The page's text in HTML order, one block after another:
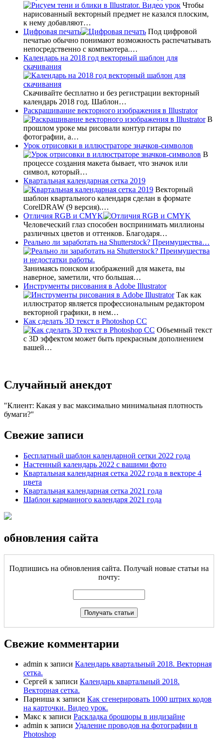
Чтобы
нарисованный векторный предмет не казался плоским,
к нему добавляют…
Цифровая печать
Под цифровой
печатью обычно понимают возможность распечатывать
непосредственно с компьютера.…
Календарь на 2018 год векторный шаблон для
скачивания
Скачивайте бесплатно и без регистрации векторный
календарь 2018 год. Шаблон…
Раскрашивание векторного изображения в Illustrator
В
прошлом уроке мы рисовали контур гитары по
фотографии, а…
Урок отрисовки в иллюстраторе значков-символов
В
процессе создания макета бывает, что значок или
символ, который…
Квартальная календарная сетка 2019
Векторный
шаблон квартального календаря сделан в формате
CorelDRAW (9 версия).…
Отличия RGB и CMYK
Человеческий глаз способен воспринимать миллионы
различных цветов и оттенков. Благодаря…
Реально ли заработать на Shutterstock? Преимущества…
Занимаясь поиском изображений для макета, вы
наверное, заметили, что большая…
Инструменты рисования в Adobe Illustrator
Так как
иллюстратор является профессиональным редактором
векторной графики, в нем…
Как сделать 3D текст в Photoshop CC
Объемный текст
с 3D эффектом может быть прекрасным дополнением
вашей…
Случайный анекдот
Клиент: Какая у вас максимально минимальная плотность
бумаги?
Свежие записи
Бесплатный шаблон календарной сетки 2022 года
Настенный календарь 2022 с вашими фото
Квартальная календарная сетка 2022 года в векторе 4
цвета
Квартальная календарная сетка 2021 года
Шаблон карманного календаря 2021 года
обновления сайта
Подпишись на обновления сайта. Получай новые статьи на
почту:
Свежие комментарии
admin к записи Календарь квартальный 2018. Векторная
сетка.
Сергей к записи Календарь квартальный 2018.
Векторная сетка.
Парниша к записи Как сгенерировать 1000 штрих кодов
на карточки. Видео урок.
Макс к записи Раскладка брошюры в индизайне
admin к записи Удаление проводов на фотографии в
Photoshop